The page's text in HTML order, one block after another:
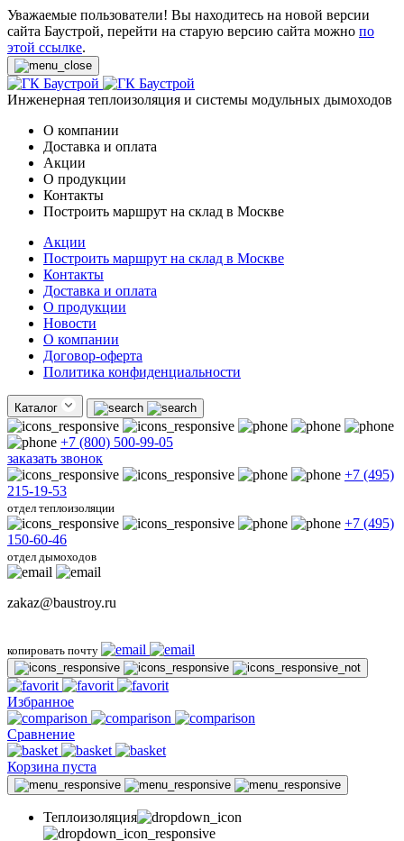
Уважаемые пользователи! Вы находитесь на новой версии
сайта Баустрой, перейти на старую версию сайта можно по
этой ссылке.
Инженерная теплоизоляция и системы модульных дымоходов
О компании
Доставка и оплата
Акции
О продукции
Контакты
Построить маршрут на склад в Москве
Акции
Построить маршрут на склад в Москве
Контакты
Доставка и оплата
О продукции
Новости
О компании
Договор-оферта
Политика конфиденциальности
Каталог
+7 (800) 500-99-05
заказать звонок
+7 (495)
215-19-53
отдел теплоизоляции
+7 (495)
150-60-46
отдел дымоходов
zakaz@baustroy.ru
копировать почту
Избранное
Сравнение
Корзина пуста
Теплоизоляция